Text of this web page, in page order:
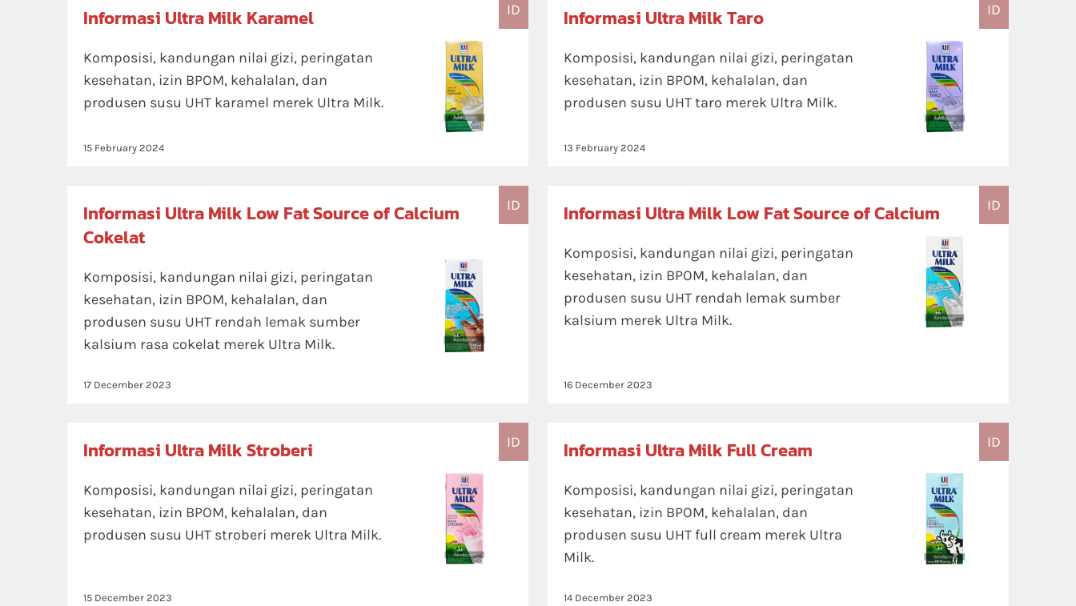
ID
Informasi Ultra Milk Karamel
Komposisi, kandungan nilai gizi, peringatan
kesehatan, izin BPOM, kehalalan, dan
produsen susu UHT karamel merek Ultra Milk.
15 February 2024
ID
Informasi Ultra Milk Taro
Komposisi, kandungan nilai gizi, peringatan
kesehatan, izin BPOM, kehalalan, dan
produsen susu UHT taro merek Ultra Milk.
13 February 2024
ID
Informasi Ultra Milk Low Fat Source of Calcium
Cokelat
Komposisi, kandungan nilai gizi, peringatan
kesehatan, izin BPOM, kehalalan, dan
produsen susu UHT rendah lemak sumber
kalsium rasa cokelat merek Ultra Milk.
17 December 2023
ID
Informasi Ultra Milk Low Fat Source of Calcium
Komposisi, kandungan nilai gizi, peringatan
kesehatan, izin BPOM, kehalalan, dan
produsen susu UHT rendah lemak sumber
kalsium merek Ultra Milk.
16 December 2023
ID
Informasi Ultra Milk Stroberi
Komposisi, kandungan nilai gizi, peringatan
kesehatan, izin BPOM, kehalalan, dan
produsen susu UHT stroberi merek Ultra Milk.
15 December 2023
ID
Informasi Ultra Milk Full Cream
Komposisi, kandungan nilai gizi, peringatan
kesehatan, izin BPOM, kehalalan, dan
produsen susu UHT full cream merek Ultra
Milk.
14 December 2023